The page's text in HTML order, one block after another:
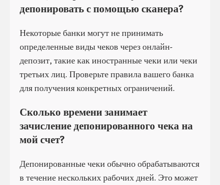
депонировать с помощью сканера?
Некоторые банки могут не принимать
определенные виды чеков через онлайн-
депозит, такие как иностранные чеки или чеки
третьих лиц. Проверьте правила вашего банка
для получения конкретных ограничений.
Сколько времени занимает
зачисление депонированного чека на
мой счет?
Депонированные чеки обычно обрабатываются
в течение нескольких рабочих дней. Это может